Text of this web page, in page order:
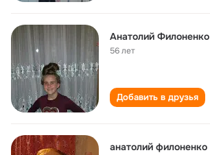
Анатолий Филоненко
56 лет
Добавить в друзья
анатолий филоненко